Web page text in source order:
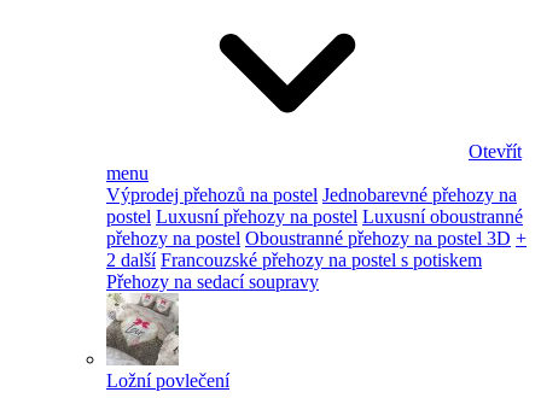
Otevřít
menu
Výprodej přehozů na postel Jednobarevné přehozy na
postel Luxusní přehozy na postel Luxusní oboustranné
přehozy na postel Oboustranné přehozy na postel 3D +
2 další Francouzské přehozy na postel s potiskem
Přehozy na sedací soupravy
Ložní povlečení